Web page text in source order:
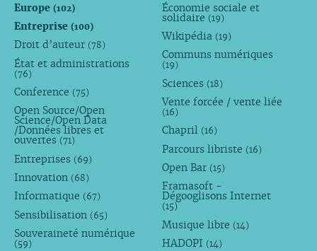
Europe (102)
Entreprise (100)
Droit d’auteur (78)
État et administrations
(76)
Conference (75)
Open Source/Open
Science/Open Data
/Données libres et
ouvertes (71)
Entreprises (69)
Innovation (68)
Informatique (67)
Sensibilisation (65)
Souveraineté numérique
(59)
Économie sociale et
solidaire (19)
Wikipédia (19)
Communs numériques
(19)
Sciences (18)
Vente forcée / vente liée
(16)
Chapril (16)
Parcours libriste (16)
Open Bar (15)
Framasoft -
Dégooglisons Internet
(15)
Musique libre (14)
HADOPI (14)